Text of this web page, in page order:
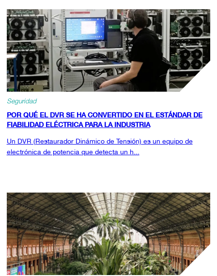
Seguridad
POR QUÉ EL DVR SE HA CONVERTIDO EN EL ESTÁNDAR DE
FIABILIDAD ELÉCTRICA PARA LA INDUSTRIA
Un DVR (Restaurador Dinámico de Tensión) es un equipo de
electrónica de potencia que detecta un h...